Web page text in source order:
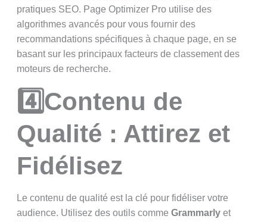
pratiques SEO. Page Optimizer Pro utilise des
algorithmes avancés pour vous fournir des
recommandations spécifiques à chaque page, en se
basant sur les principaux facteurs de classement des
moteurs de recherche.
4️⃣Contenu de
Qualité : Attirez et
Fidélisez
Le contenu de qualité est la clé pour fidéliser votre
audience. Utilisez des outils comme Grammarlyet